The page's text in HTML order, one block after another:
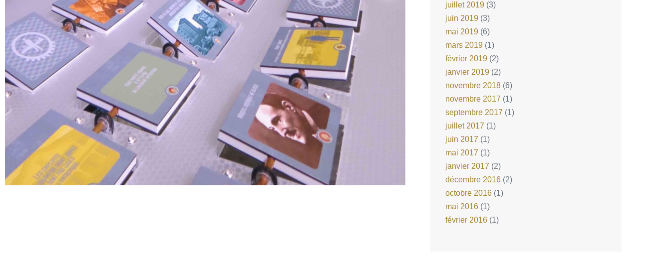
juillet 2019(3)
juin 2019(3)
mai 2019(6)
mars 2019(1)
février 2019(2)
janvier 2019(2)
novembre 2018(6)
novembre 2017 (1)
septembre 2017 (1)
juillet 2017 (1)
juin 2017 (1)
mai 2017 (1)
janvier 2017 (2)
décembre 2016(2)
octobre 2016(1)
mai 2016(1)
février 2016(1)